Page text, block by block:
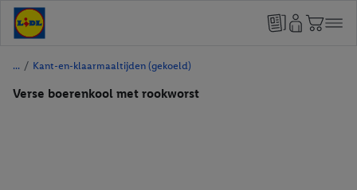
/ Kant-en-klaarmaaltijden (gekoeld)
Verse boerenkool met rookworst